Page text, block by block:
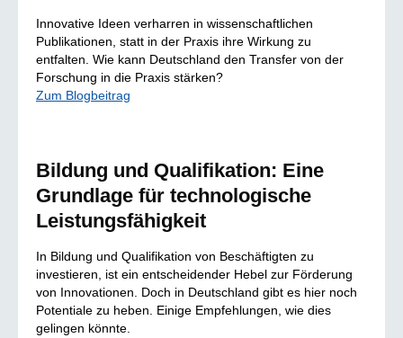
Innovative Ideen verharren in wissenschaftlichen
Publikationen, statt in der Praxis ihre Wirkung zu
entfalten. Wie kann Deutschland den Transfer von der
Forschung in die Praxis stärken?
Zum Blogbeitrag
Bildung und Qualifikation: Eine
Grundlage für technologische
Leistungsfähigkeit
In Bildung und Qualifikation von Beschäftigten zu
investieren, ist ein entscheidender Hebel zur Förderung
von Innovationen. Doch in Deutschland gibt es hier noch
Potentiale zu heben. Einige Empfehlungen, wie dies
gelingen könnte.